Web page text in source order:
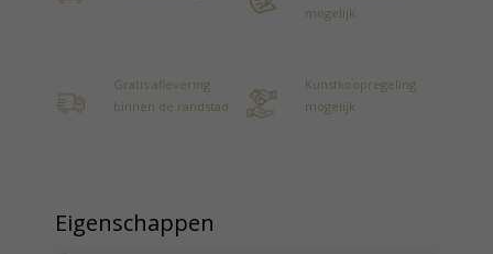
mogelijk
Gratis aflevering
binnen de randstad
Kunstkoopregeling
mogelijk
Eigenschappen